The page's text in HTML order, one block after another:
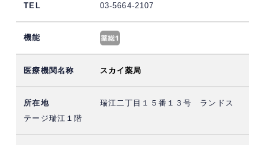
03-5664-2107
スカイ薬局
瑞江二丁目１５番１３号 ランドス
テージ瑞江１階